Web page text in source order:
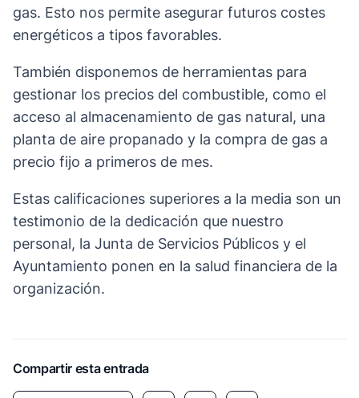
gas. Esto nos permite asegurar futuros costes
energéticos a tipos favorables.
También disponemos de herramientas para
gestionar los precios del combustible, como el
acceso al almacenamiento de gas natural, una
planta de aire propanado y la compra de gas a
precio fijo a primeros de mes.
Estas calificaciones superiores a la media son un
testimonio de la dedicación que nuestro
personal, la Junta de Servicios Públicos y el
Ayuntamiento ponen en la salud financiera de la
organización.
Compartir esta entrada